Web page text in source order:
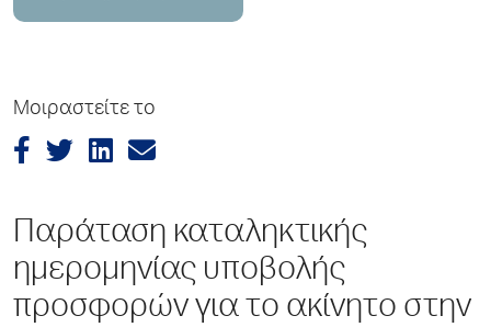
Μοιραστείτε το
Παράταση καταληκτικής
ημερομηνίας υποβολής
προσφορών για το ακίνητο στην